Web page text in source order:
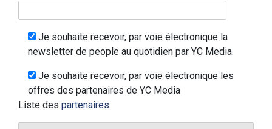
Je souhaite recevoir, par voie électronique la
newsletter de people au quotidien par YC Media.
Je souhaite recevoir, par voie électronique les
offres des partenaires de YC Media
Liste des partenaires